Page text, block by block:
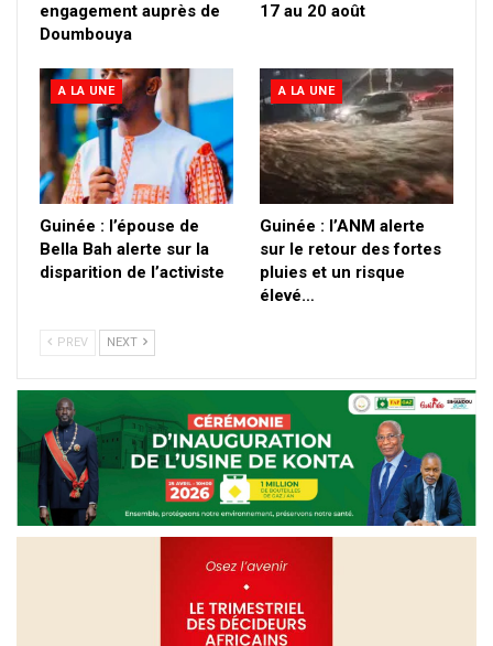
engagement auprès de
Doumbouya
17 au 20 août
A LA UNE
Guinée : l’épouse de
Bella Bah alerte sur la
disparition de l’activiste
A LA UNE
Guinée : l’ANM alerte
sur le retour des fortes
pluies et un risque
élevé…
PREV NEXT